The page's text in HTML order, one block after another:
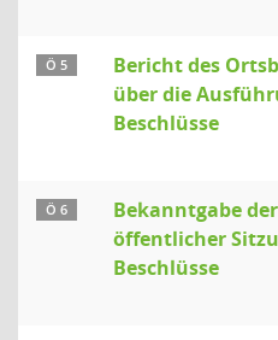
Ö 5
Bericht des
über die
Beschlüsse
Ö 6
Bekanntgabe
öffentlicher
Beschlüsse